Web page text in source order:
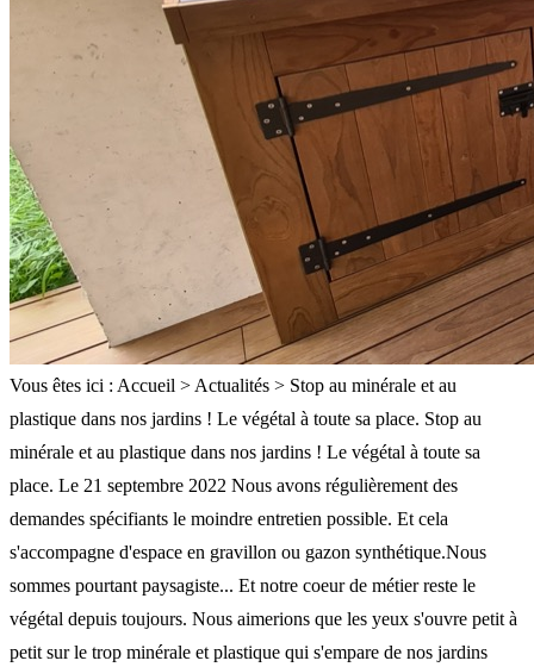
Vous êtes ici : Accueil > Actualités > Stop au minérale et au
plastique dans nos jardins ! Le végétal à toute sa place. Stop au
minérale et au plastique dans nos jardins ! Le végétal à toute sa
place. Le 21 septembre 2022 Nous avons régulièrement des
demandes spécifiants le moindre entretien possible. Et cela
s'accompagne d'espace en gravillon ou gazon synthétique.Nous
sommes pourtant paysagiste... Et notre coeur de métier reste le
végétal depuis toujours. Nous aimerions que les yeux s'ouvre petit à
petit sur le trop minérale et plastique qui s'empare de nos jardins